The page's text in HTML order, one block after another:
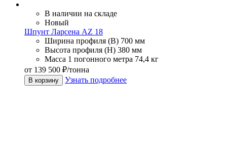
В наличии на складе
Новый
Шпунт Ларсена AZ 18
Ширина профиля (В) 700 мм
Высота профиля (Н) 380 мм
Масса 1 погонного метра 74,4 кг
от 139 500 ₽/тонна
В корзину Узнать подробнее